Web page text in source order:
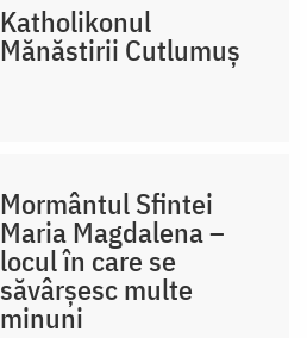
Katholikonul
Mănăstirii Cutlumuș
Mormântul Sfintei
Maria Magdalena –
locul în care se
săvârșesc multe
minuni